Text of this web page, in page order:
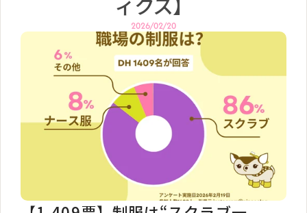
2026/02/20